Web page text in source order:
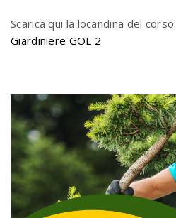
Scarica qui la locandina del corso:
Giardiniere GOL 2